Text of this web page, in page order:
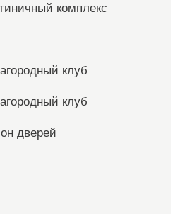
комплекс
клуб
клуб
дверей